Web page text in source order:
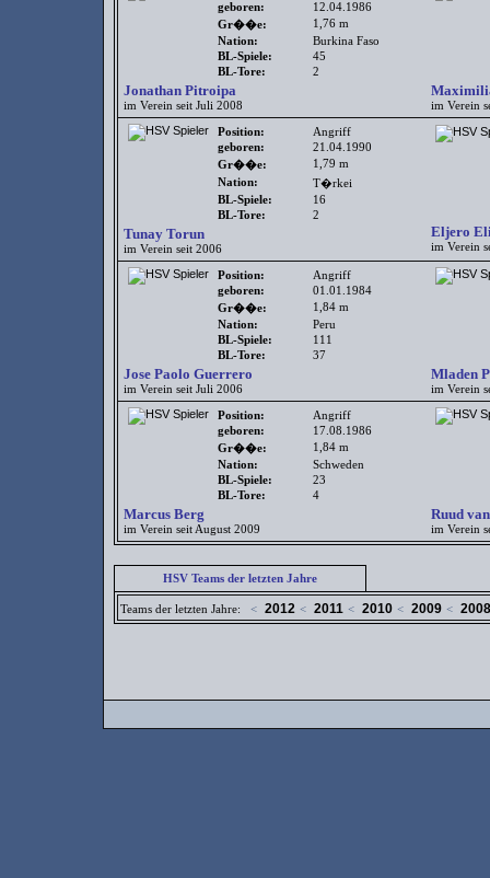
geboren:
12.04.1986
Gr��e:
1,76 m
Nation:
Burkina Faso
BL-Spiele:
45
BL-Tore:
2
Jonathan Pitroipa
im Verein seit Juli 2008 im Verein
Position:
Angriff
geboren:
21.04.1990
Gr��e:
1,79 m
Nation:
T�rkei
BL-Spiele:
16
BL-Tore:
2
Tunay Torun
im Verein seit 2006
Eljero
im Verein
Position:
Angriff
geboren:
01.01.1984
Gr��e:
1,84 m
Nation:
Peru
BL-Spiele:
111
BL-Tore:
37
Jose Paolo Guerrero
im Verein seit Juli 2006
Mladen
im Verein
Position:
Angriff
geboren:
17.08.1986
Gr��e:
1,84 m
Nation:
Schweden
BL-Spiele:
23
BL-Tore:
4
Marcus Berg
im Verein seit August 2009
Ruud
im Verein
HSV Teams der letzten Jahre
Teams der letzten Jahre: < 2012 < 2011 < 2010 < 2009 < 2008